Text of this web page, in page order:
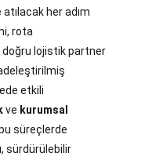
her adım
rota
doğru lojistik partner
etkili
ve kurumsal
süreçlerde
sürdürülebilir